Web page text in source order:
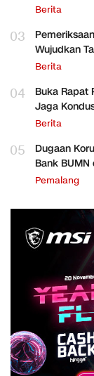
Berita
03
Wujudkan
Berita
04
Buka Rapat
Jaga
Berita
05
Dugaan
Bank
Pemalang